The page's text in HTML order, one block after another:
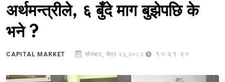
अर्थमन्त्रीले, ६ बुँदे माग बुझेपछि के
भने ?
CAPITAL MARKET सोमबार, चैत्र २३,२०८२ 10:51:50